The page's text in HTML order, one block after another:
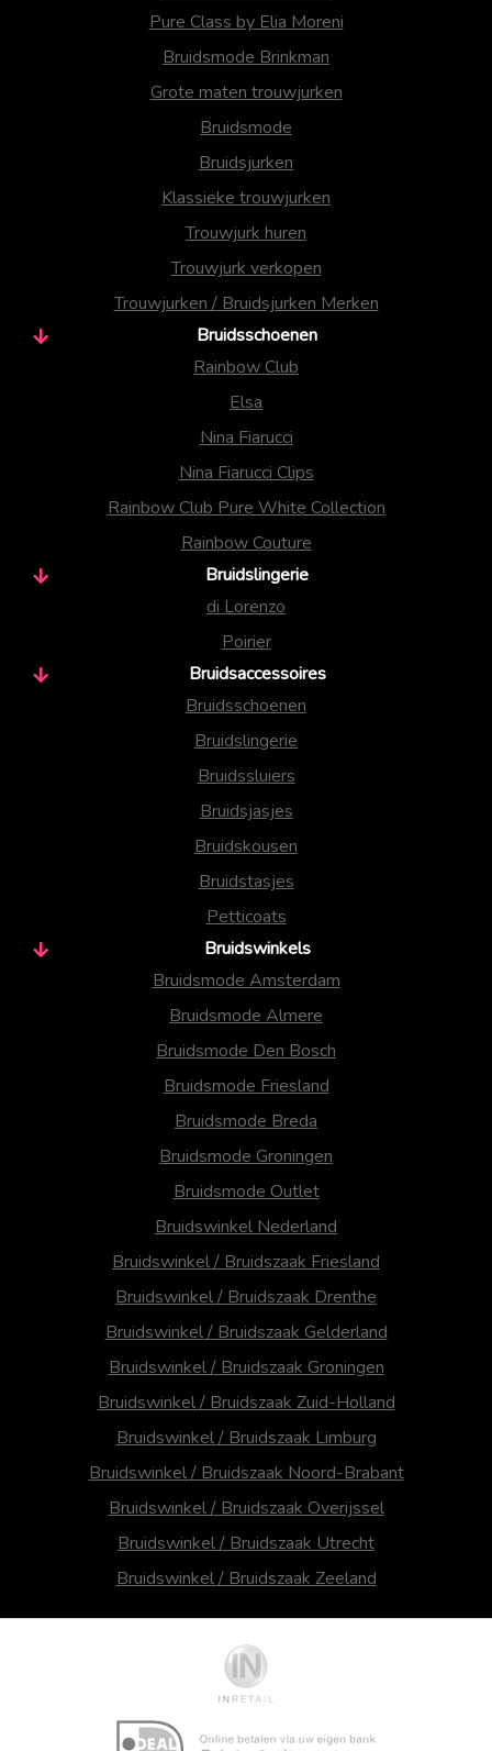
Pure Class by Elia Moreni
Bruidsmode Brinkman
Grote maten trouwjurken
Bruidsmode
Bruidsjurken
Klassieke trouwjurken
Trouwjurk huren
Trouwjurk verkopen
Trouwjurken / Bruidsjurken Merken
Bruidsschoenen
Rainbow Club
Elsa
Nina Fiarucci
Nina Fiarucci Clips
Rainbow Club Pure White Collection
Rainbow Couture
Bruidslingerie
di Lorenzo
Poirier
Bruidsaccessoires
Bruidsschoenen
Bruidslingerie
Bruidssluiers
Bruidsjasjes
Bruidskousen
Bruidstasjes
Petticoats
Bruidswinkels
Bruidsmode Amsterdam
Bruidsmode Almere
Bruidsmode Den Bosch
Bruidsmode Friesland
Bruidsmode Breda
Bruidsmode Groningen
Bruidsmode Outlet
Bruidswinkel Nederland
Bruidswinkel / Bruidszaak Friesland
Bruidswinkel / Bruidszaak Drenthe
Bruidswinkel / Bruidszaak Gelderland
Bruidswinkel / Bruidszaak Groningen
Bruidswinkel / Bruidszaak Zuid-Holland
Bruidswinkel / Bruidszaak Limburg
Bruidswinkel / Bruidszaak Noord-Brabant
Bruidswinkel / Bruidszaak Overijssel
Bruidswinkel / Bruidszaak Utrecht
Bruidswinkel / Bruidszaak Zeeland